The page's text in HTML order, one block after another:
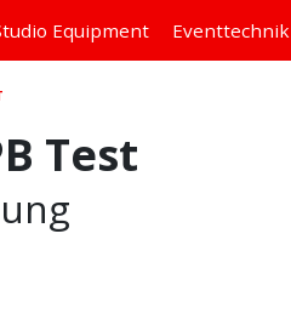
Equipment Eventtechnik
Test